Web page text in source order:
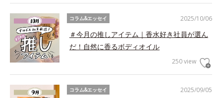
2025/10/06
コラム&エッセイ
＃今月の推しアイテム｜香水好き社員が選ん
だ！自然に香るボディオイル
250 view
2025/09/05
コラム&エッセイ